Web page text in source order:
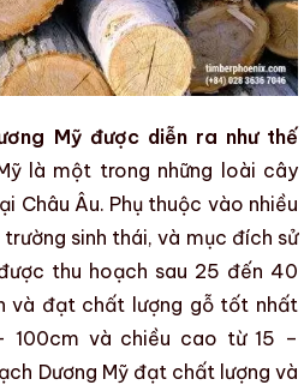
Mỹ được diễn ra như thế
là một trong những loài cây
Châu Âu. Phụ thuộc vào nhiều
sinh thái, và mục đích sử
thu hoạch sau 25 đến 40
và đạt chất lượng gỗ tốt nhất
100cm và chiều cao từ 15 –
Dương Mỹđạt chất lượng và